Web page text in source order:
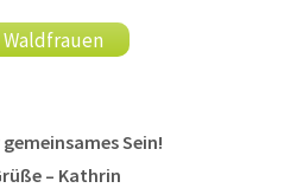
Waldfrauen
Sein!
– Kathrin